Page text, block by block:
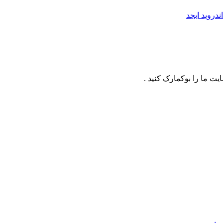
ابجد
ما را بوکمارک کنید .